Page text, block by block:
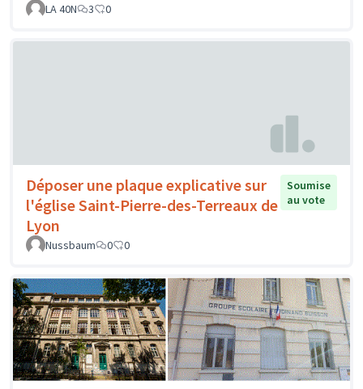
LA 40N 3 0
Déposer une plaque explicative sur
l'église Saint-Pierre-des-Terreaux de
Lyon
Soumise
au vote
Nussbaum 0 0